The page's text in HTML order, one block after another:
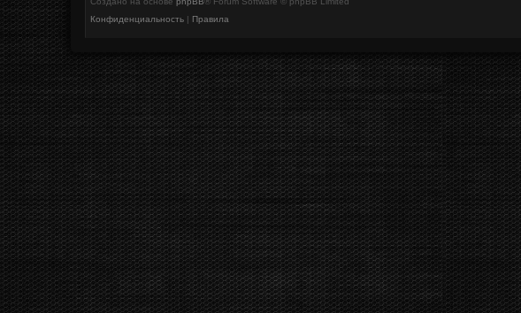
Конфиденциальность | Правила